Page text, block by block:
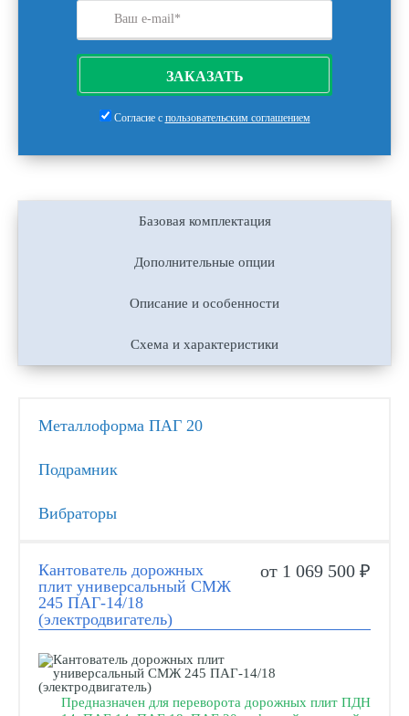
ЗАКАЗАТЬ
Согласие с пользовательским соглашением
Базовая комплектация
Дополнительные опции
Описание и особенности
Схема и характеристики
Металлоформа ПАГ 20
Подрамник
Вибраторы
Кантователь дорожных
плит универсальный СМЖ
245 ПАГ-14/18
(электродвигатель)
от 1 069 500 ₽
Предназначен для переворота дорожных плит ПДН